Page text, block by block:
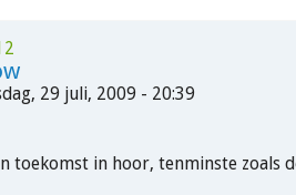
29 juli, 2009 - 20:39
toekomst in hoor, tenminste zoals